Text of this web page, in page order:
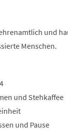
und
Menschen.
und Stehkaffee
und Pause